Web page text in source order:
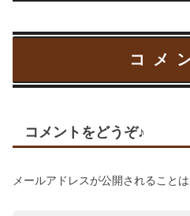
コメ
コメントをどうぞ♪
メールアドレスが公開されることは